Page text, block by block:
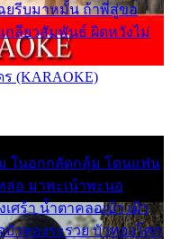
ยรีบมาหมั้น ถ้าพี่สู่ขอ
กลียวสัมพันธ์ ผิดหวังไม่
(KARAOKE)
ในอกกลัดกลุ้ม โดนแฟน
ล่อ มาพะเน้าพะนอ
ศร้า น้ำตาคลอเบ้า เฝ้า
วทองระรวย บัวทองโศก